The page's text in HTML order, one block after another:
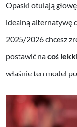
Opaski otulają
idealną alternatywę
2025/2026 chcesz
postawić nacoś
właśnie ten model